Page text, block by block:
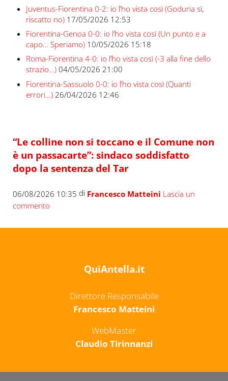
Juventus-Fiorentina 0-2: io l’ho vista così (Goduria sì,
riscatto no) 17/05/2026 12:53
Fiorentina-Genoa 0-0: io l’ho vista così (Un punto e a
capo… Speriamo) 10/05/2026 15:18
Roma-Fiorentina 4-0: io l’ho vista così (-3 alla fine dello
strazio…) 04/05/2026 21:00
Fiorentina-Sassuolo 0-0: io l’ho vista così (Quanti
errori…) 26/04/2026 12:46
“Le colline non si toccano e il Comune non
è un passacarte”: sindaco soddisfatto
dopo la sentenza del Tar
06/08/2026 10:35 di Francesco Matteini Lascia un
commento
QuiAntella.it
Direttore Responsabile
Francesco Matteini
WebMaster
Claudio Tirinnanzi